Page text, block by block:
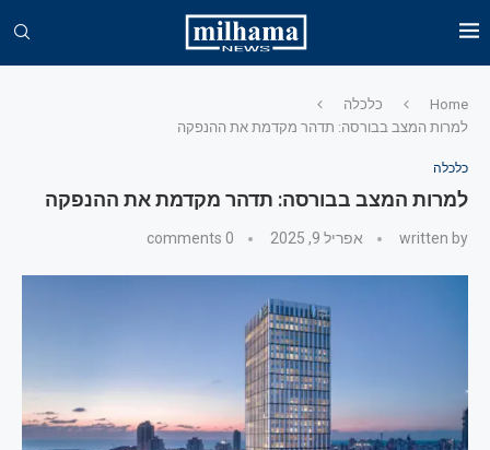
Home
כלכלה
למרות המצב בבורסה: תדהר מקדמת את ההנפקה
כלכלה
למרות המצב בבורסה: תדהר מקדמת את ההנפקה
written by אפריל 9, 2025 0 comments